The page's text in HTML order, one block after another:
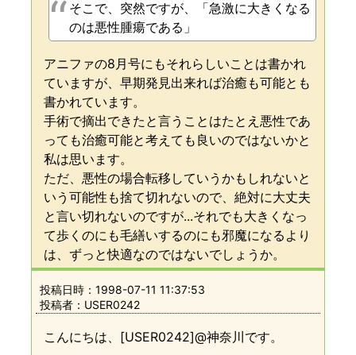
そこで、突然ですが、「急激に大きくなる
のは悪性腫瘍である」
アニファの8月号にもそれらしいことは書かれ
ていますが、早期発見出来れば治癒も可能とも
書かれています。
手術で摘出できたと言うことはたとえ悪性であ
っても治癒可能と考えても良いのではないかと
私は思います。
ただ、悪性の場合転移していうかもしれないと
いう可能性も捨て切れないので、絶対に大丈夫
と言い切れないのですが...それでも大きくなっ
て歩くのにも毛繕いするのにも邪魔になるより
は、ずっと快適なのではないでしょうか。
投稿日時： 1998-07-11 11:37:53
投稿者：USER0242
こんにちは、[USER0242]@神奈川です。